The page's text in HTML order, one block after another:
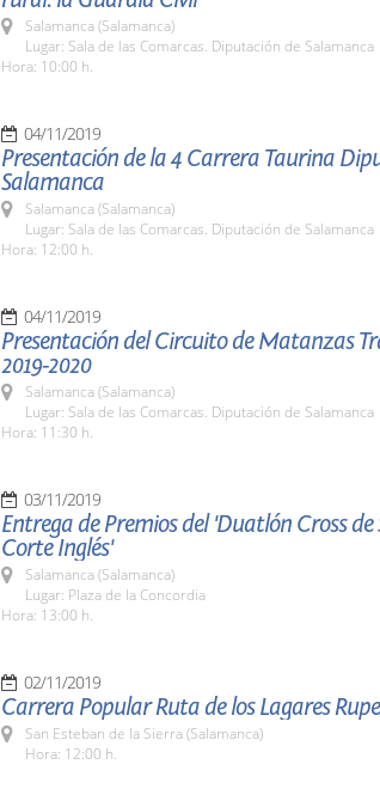
Salamanca (Salamanca)
Lugar: Sala de las Comarcas. Diputación de Salamanca
Hora: 10:00 h.
04/11/2019
Presentación de la 4 Carrera Taurina
Salamanca
Salamanca (Salamanca)
Lugar: Sala de las Comarcas. Diputación de Salamanca
Hora: 12:00 h.
04/11/2019
Presentación del Circuito de Matanzas
2019-2020
Salamanca (Salamanca)
Lugar: Sala de las Comarcas. Diputación de Salamanca
Hora: 11:30 h.
03/11/2019
Entrega de Premios del 'Duatlón Cross
Corte Inglés'
Salamanca (Salamanca)
Lugar: Plaza de la Concordia
Hora: 13:00 h.
02/11/2019
Carrera Popular Ruta de los Lagares
San Esteban de la Sierra (Salamanca)
Hora: 12:00 h.